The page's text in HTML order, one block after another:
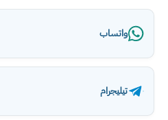
واتساب
تيليجرام